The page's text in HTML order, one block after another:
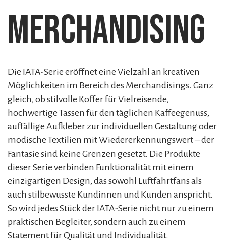
Merchandising
Die IATA-Serie eröffnet eine Vielzahl an kreativen
Möglichkeiten im Bereich des Merchandisings. Ganz
gleich, ob stilvolle Koffer für Vielreisende,
hochwertige Tassen für den täglichen Kaffeegenuss,
auffällige Aufkleber zur individuellen Gestaltung oder
modische Textilien mit Wiedererkennungswert – der
Fantasie sind keine Grenzen gesetzt. Die Produkte
dieser Serie verbinden Funktionalität mit einem
einzigartigen Design, das sowohl Luftfahrtfans als
auch stilbewusste Kundinnen und Kunden anspricht.
So wird jedes Stück der IATA-Serie nicht nur zu einem
praktischen Begleiter, sondern auch zu einem
Statement für Qualität und Individualität.